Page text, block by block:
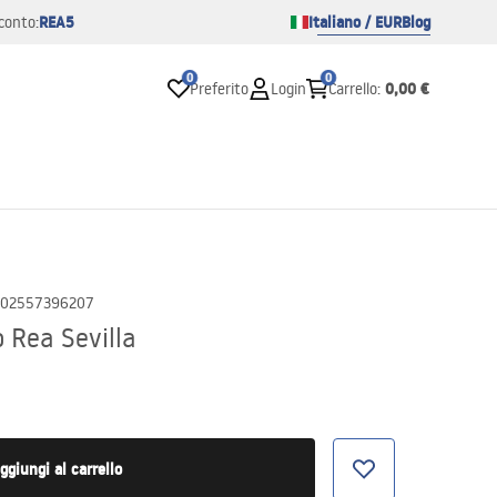
REA5 Italiano / EURBlog
0
Preferito Login
0
Carrello: 0,00 €
Sevilla
al carrello